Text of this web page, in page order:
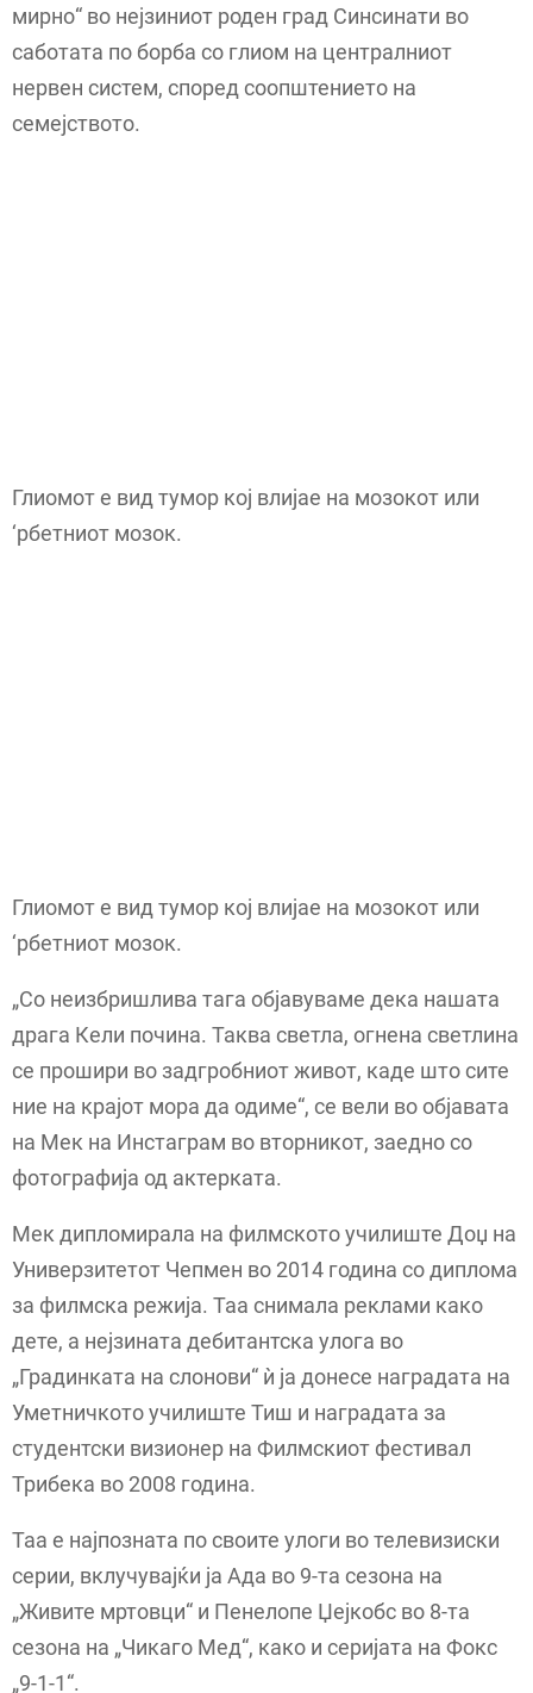
мирно“ во нејзиниот роден град Синсинати во
саботата по борба со глиом на централниот
нервен систем, според соопштението на
семејството.
Глиомот е вид тумор кој влијае на мозокот или
‘рбетниот мозок.
Глиомот е вид тумор кој влијае на мозокот или
‘рбетниот мозок.
„Со неизбришлива тага објавуваме дека нашата
драга Кели почина. Таква светла, огнена светлина
се прошири во задгробниот живот, каде што сите
ние на крајот мора да одиме“, се вели во објавата
на Мек на Инстаграм во вторникот, заедно со
фотографија од актерката.
Мек дипломирала на филмското училиште Доџ на
Универзитетот Чепмен во 2014 година со диплома
за филмска режија. Таа снимала реклами како
дете, а нејзината дебитантска улога во
„Градинката на слонови“ ѝ ја донесе наградата на
Уметничкото училиште Тиш и наградата за
студентски визионер на Филмскиот фестивал
Трибека во 2008 година.
Таа е најпозната по своите улоги во телевизиски
серии, вклучувајќи ја Ада во 9-та сезона на
„Живите мртовци“ и Пенелопе Џејкобс во 8-та
сезона на „Чикаго Мед“, како и серијата на Фокс
„9-1-1“.